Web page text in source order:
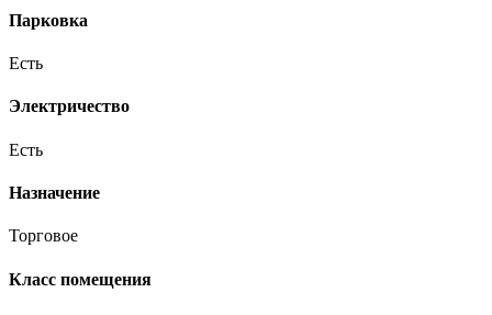
Парковка
Есть
Электричество
Есть
Назначение
Торговое
Класс помещения